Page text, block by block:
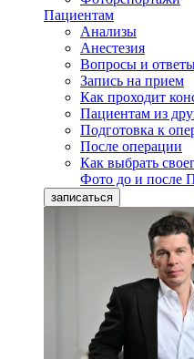
Пациентам
Анализы
Анестезия
Вопросы и
Запись на прием
Как проходит
Пациентам из
Подготовка к
После операции
Как выбрать
Фото до и после
записаться